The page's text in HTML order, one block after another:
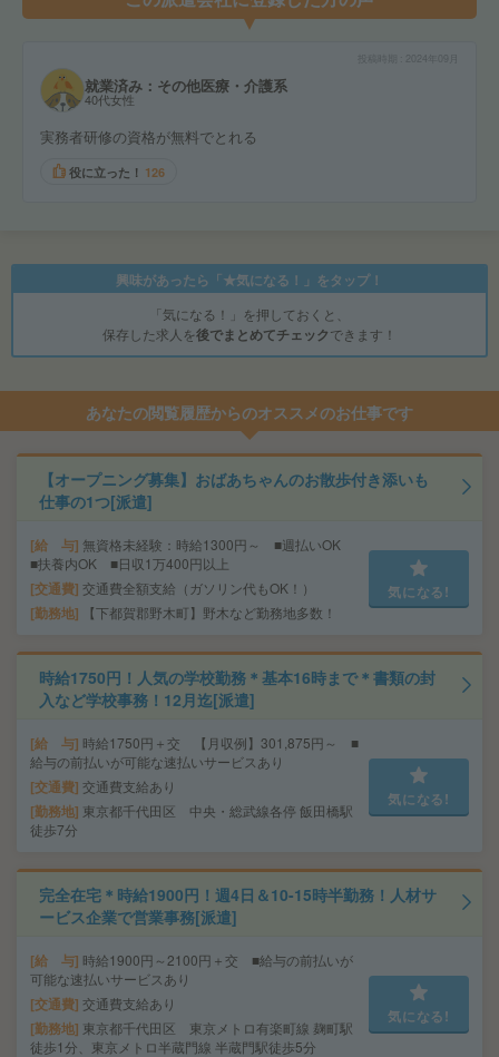
2024年09月
就業済み：その他医療・介護系
40代女性
実務者研修の資格が無料でとれる
役に立った！ 126
興味があったら「★気になる！」をタップ！
「気になる！」を押しておくと、
保存した求人を後でまとめてチェックできます！
あなたの閲覧履歴からのオススメのお仕事です
【オープニング募集】おばあちゃんのお散歩付き添いも
仕事の1つ[派遣]
給 与 無資格未経験：時給1300円～ ■週払いOK
■扶養内OK ■日収1万400円以上
交通費 交通費全額支給（ガソリン代もOK！）
勤務地 【下都賀郡野木町】野木など勤務地多数！
気になる!
時給1750円！人気の学校勤務＊基本16時まで＊書類の封
入など学校事務！12月迄[派遣]
給 与 時給1750円＋交 【月収例】301,875円～ ■
給与の前払いが可能な速払いサービスあり
交通費 交通費支給あり
勤務地 東京都千代田区 中央・総武線各停 飯田橋駅
徒歩7分
気になる!
完全在宅＊時給1900円！週4日＆10-15時半勤務！人材サ
ービス企業で営業事務[派遣]
給 与 時給1900円～2100円＋交 ■給与の前払いが
可能な速払いサービスあり
交通費 交通費支給あり
勤務地 東京都千代田区 東京メトロ有楽町線 麹町駅
徒歩1分、東京メトロ半蔵門線 半蔵門駅徒歩5分
気になる!